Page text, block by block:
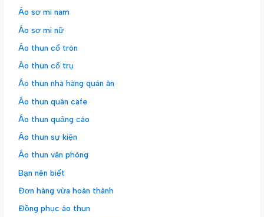
Áo sơ mi nam
Áo sơ mi nữ
Áo thun cổ tròn
Áo thun cổ trụ
Áo thun nhà hàng quán ăn
Áo thun quán cafe
Áo thun quảng cáo
Áo thun sự kiện
Áo thun văn phòng
Bạn nên biết
Đơn hàng vừa hoàn thành
Đồng phục áo thun